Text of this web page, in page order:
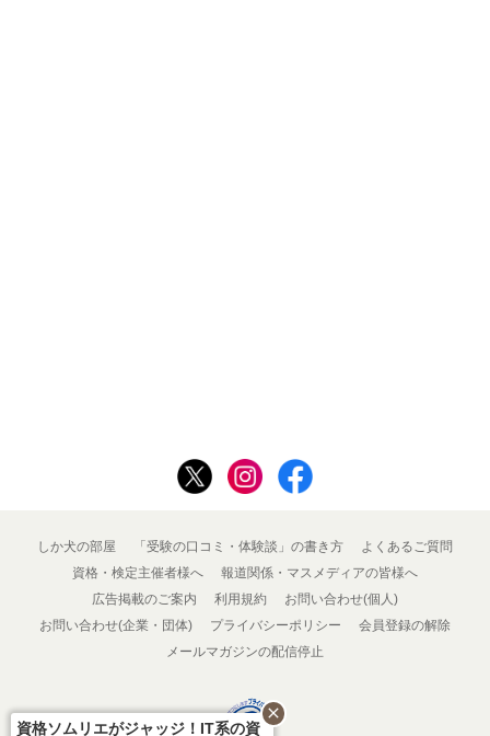
しか犬の部屋 「受験の口コミ・体験談」の書き方
よくあるご質問
資格・検定主催者様へ
報道関係・マスメディアの皆様へ
広告掲載のご案内
利用規約
お問い合わせ(個人)
お問い合わせ(企業・団体)
プライバシーポリシー
会員登録の解除
メールマガジンの配信停止
資格ソムリエがジャッジ！IT系の資
close